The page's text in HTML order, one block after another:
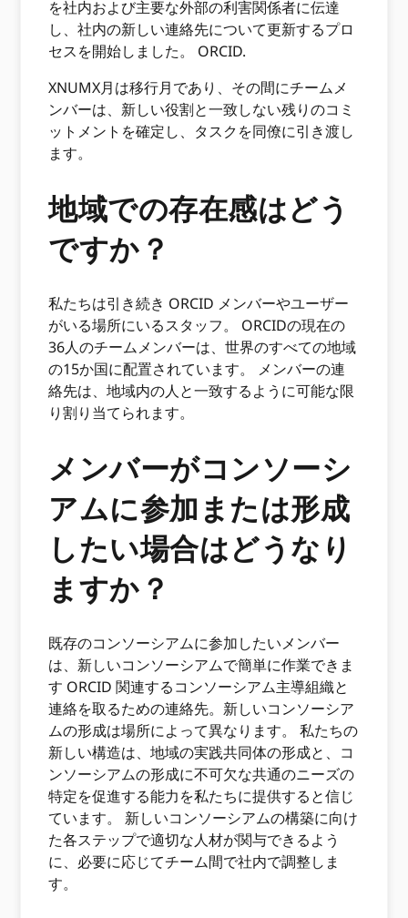
を社内および主要な外部の利害関係者に伝達
し、社内の新しい連絡先について更新するプロ
セスを開始しました。 ORCID.
XNUMX月は移行月であり、その間にチームメ
ンバーは、新しい役割と一致しない残りのコミ
ットメントを確定し、タスクを同僚に引き渡し
ます。
地域での存在感はどう
ですか？
私たちは引き続き ORCID メンバーやユーザー
がいる場所にいるスタッフ。 ORCIDの現在の
36人のチームメンバーは、世界のすべての地域
の15か国に配置されています。 メンバーの連
絡先は、地域内の人と一致するように可能な限
り割り当てられます。
メンバーがコンソーシ
アムに参加または形成
したい場合はどうなり
ますか？
既存のコンソーシアムに参加したいメンバー
は、新しいコンソーシアムで簡単に作業できま
す ORCID 関連するコンソーシアム主導組織と
連絡を取るための連絡先。新しいコンソーシア
ムの形成は場所によって異なります。 私たちの
新しい構造は、地域の実践共同体の形成と、コ
ンソーシアムの形成に不可欠な共通のニーズの
特定を促進する能力を私たちに提供すると信じ
ています。 新しいコンソーシアムの構築に向け
た各ステップで適切な人材が関与できるよう
に、必要に応じてチーム間で社内で調整しま
す。